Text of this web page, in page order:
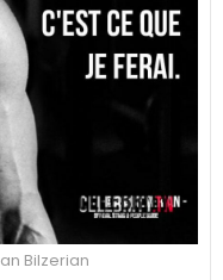
Bilzerian